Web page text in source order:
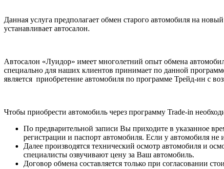
Данная услуга предполагает обмен старого автомобиля на
устанавливает автосалон.
Автосалон «Луидор» имеет многолетний опыт обмена
специально для наших клиентов принимает по данной
является приобретение автомобиля по программе Трейд-ин с
Чтобы приобрести автомобиль через программу Trade-in
По предварительной записи Вы приходите в указанное
регистрации и паспорт автомобиля. Если у автомобиля
Далее производятся технический осмотр автомобиля и
специалисты озвучивают цену за Ваш автомобиль.
Договор обмена составляется только при согласовании